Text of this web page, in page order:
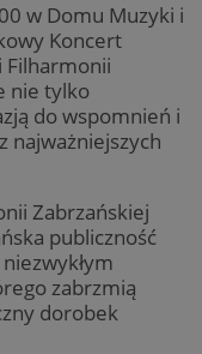
w Domu Muzyki i
Koncert
Filharmonii
nie tylko
do wspomnień i
najważniejszych
Zabrzańskiej
publiczność
zabrzmią
dorobek